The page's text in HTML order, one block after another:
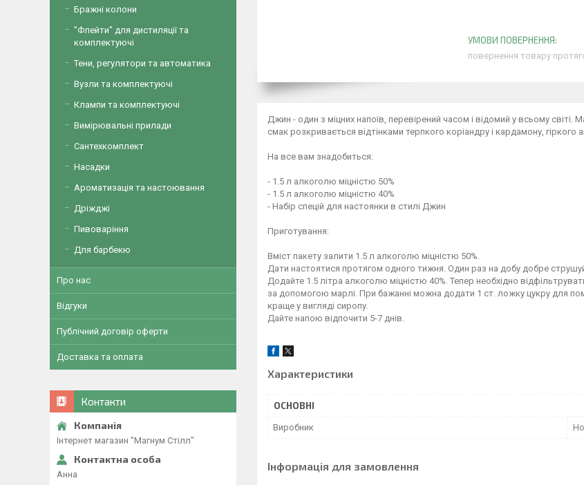
повернення товару
Джин - один з міцних напоїв, перевірений часом і відомий у всьому
смак розкривається відтінками терпкого коріандру і кардамону,
На все вам знадобиться:
- 1.5 л алкоголю міцністю 50%
- 1.5 л алкоголю міцністю 40%
- Набір спецій для настоянки в стилі Джин
Приготування:
Вміст пакету залити 1.5 л алкоголю міцністю 50%.
Дати настоятися протягом одного тижня. Один раз на добу добре
Додайте 1.5 літра алкоголю міцністю 40%. Тепер необхідно
за допомогою марлі. При бажанні можна додати 1 ст. ложку цукру для
краще у вигляді сиропу.
Дайте напою відпочити 5-7 днів.
Характеристики
ОСНОВНІ
Виробник
Інформація для замовлення
Бражні колони
"Флейти" для дистиляції та
комплектуючі
Тени, регулятори та автоматика
Вузли та комплектуючі
Клампи та комплектуючі
Вимірювальні прилади
Сантехкомплект
Насадки
Ароматизація та настоювання
Дріжджі
Пивоваріння
Для барбекю
Про нас
Відгуки
Публічний договір оферти
Доставка та оплата
Контакти
Інтернет магазин "Магнум Стілл"
Анна